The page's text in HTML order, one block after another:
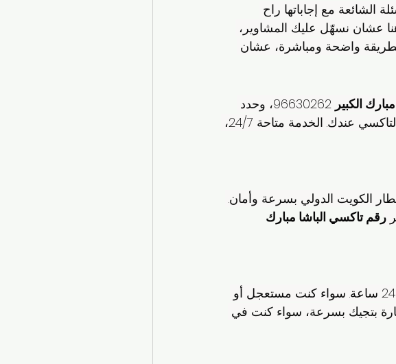
الشائعة مع إجاباتها راح
عشان نسهّل عليك المشاوير،
واضحة ومباشرة، عشان
الكبير
96630262، وحدد
، اختار موقعك ووجهتك، وخلال دقايق التاكسي عندك. الخدمة متاحة 24/7،
الكويت الدولي بسرعة وأمان.
رقم تاكسي الباشا مبارك
متاح 24 ساعة. سواء كنت مستعجل أو
بتجيك بسرعة، سواء كنت في